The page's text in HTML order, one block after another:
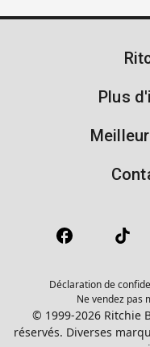
Plus
Déclaration de
Ne vendez pas
© 1999-2026 Ritchie
réservés. Diverses